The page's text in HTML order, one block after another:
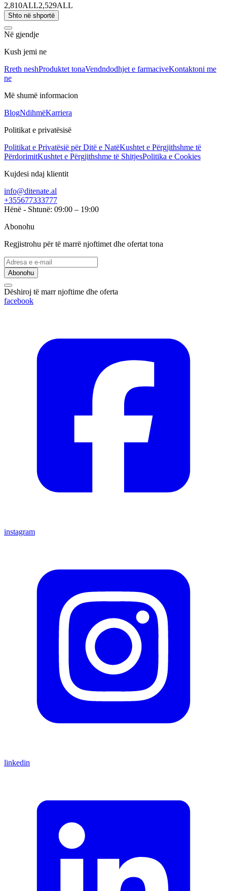
2,810ALL2,529ALL
Shto në shportë
Në gjendje
Kush jemi ne
Rreth neshProduktet tonaVendndodhjet e farmaciveKontaktoni me
ne
Më shumë informacion
BlogNdihmëKarriera
Politikat e privatësisë
Politikat e Privatësië për Ditë e NatëKushtet e Përgjithshme të
PërdorimitKushtet e Përgjithshme të ShitjesPolitika e Cookies
Kujdesi ndaj klientit
info@ditenate.al
+355677333777
Hënë - Shtunë: 09:00 – 19:00
Abonohu
Regjistrohu për të marrë njoftimet dhe ofertat tona
Abonohu
Dëshiroj të marr njoftime dhe oferta
facebook
instagram
linkedin